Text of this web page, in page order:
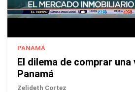
PANAMÁ
El dilema de comprar una
Panamá
Zelideth Cortez